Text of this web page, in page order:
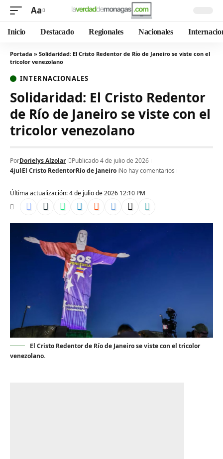
Aa
Inicio Destacado Regionales Nacionales
Portada » Solidaridad: El Cristo Redentor de Río de Janeiro se viste con el
tricolor venezolano
INTERNACIONALES
Solidaridad: El Cristo Redentor
de Río de Janeiro se viste con el
tricolor venezolano
Última actualización: 4 de julio de 2026 12:10 PM
PorDorielys Alzolar
Publicado 4 de julio de 2026
4julEl Cristo RedentorRío de Janeiro No hay comentarios
El Cristo Redentor de Río de Janeiro se viste con el tricolor
venezolano.